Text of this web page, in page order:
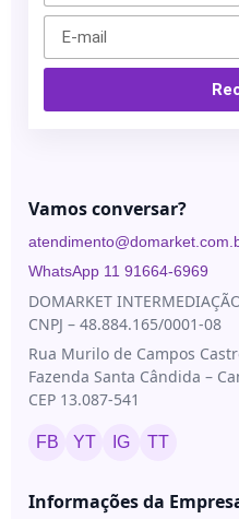
Blau
Farmacêutica
Cristália
Merz
Neauvia
Rennova
Revanesse
Toskani
Skin
Biorremodelador
Fios de
Preenchedores
Toxinas
Vamos conversar?
WhatsApp 11 91664-6969
DOMARKET
CNPJ – 48.884.165/0001-08
Rua Murilo de Campos
Fazenda Santa Cândida –
CEP 13.087-541
FB YT IG TT
Informações da